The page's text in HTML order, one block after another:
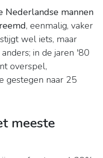
Nederlandse mannen
, eenmalig, vaker
wel iets, maar
in de jaren '80
overspel,
gestegen naar 25
meeste